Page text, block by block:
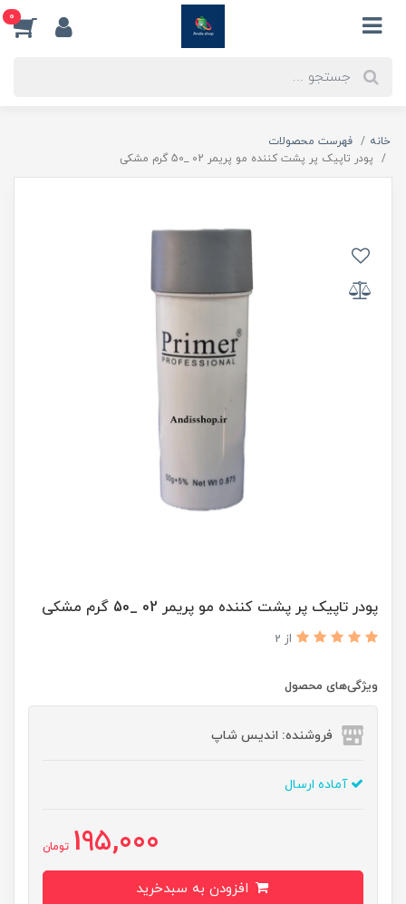
0
خانه
فهرست محصولات
پودر تاپیک پر پشت کننده مو پریمر 02 _50 گرم مشکی
پودر تاپیک پر پشت کننده مو پریمر 02 _50 گرم مشکی
از 2
ویژگی‌های محصول
فروشنده: اندیس شاپ
آماده ارسال
195,000 تومان